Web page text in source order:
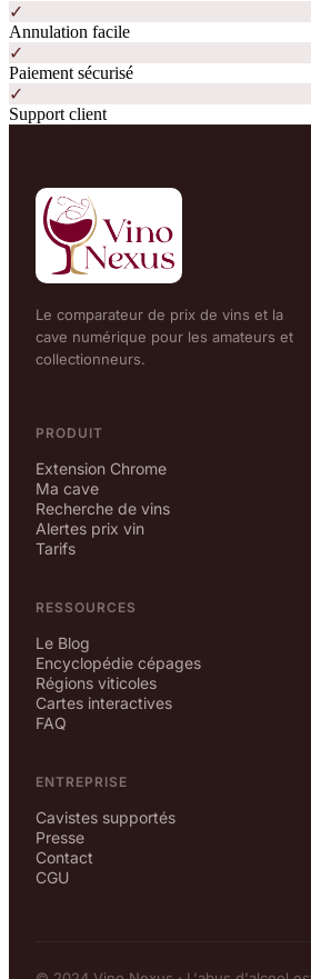
✓
Annulation facile
✓
Paiement sécurisé
✓
Support client
Le comparateur de prix de vins et la
cave numérique pour les amateurs et
collectionneurs.
PRODUIT
Extension Chrome
Ma cave
Recherche de vins
Alertes prix vin
Tarifs
RESSOURCES
Le Blog
Encyclopédie cépages
Régions viticoles
Cartes interactives
FAQ
ENTREPRISE
Cavistes supportés
Presse
Contact
CGU